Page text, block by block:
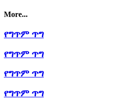
More...
የግጥም ጥግ
የግጥም ጥግ
የግጥም ጥግ
የግጥም ጥግ